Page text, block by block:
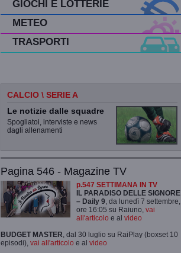
GIOCHI E LOTTERIE
METEO
TRASPORTI
CALCIO \ SERIE A
Le notizie dalle squadre
Spogliatoi, interviste e news
dagli allenamenti
Pagina 546 - Magazine TV
p.547 SETTIMANA IN TV
IL PARADISO DELLE SIGNORE
– Daily 9 , da lunedì 7 settembre,
ore 16:05 su Raiuno, vai
all'articolo e al video
BUDGET MASTER , dal 30 luglio su RaiPlay (boxset 10
episodi), vai all'articolo e al video